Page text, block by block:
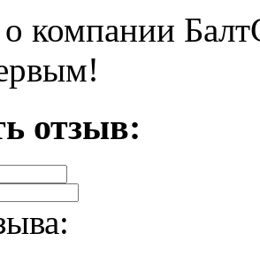
компании
отзыв: